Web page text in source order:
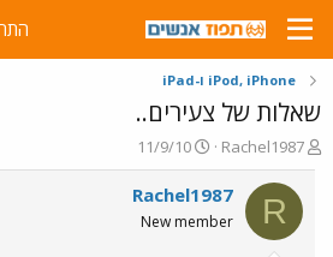
iPod, iPhone ו-iPad
שאלות של צעירים..
פ
ו
ת
ח
ה
Rachel1987
פ
ו
ר
ם
11/9/10
R
Rachel1987
New member